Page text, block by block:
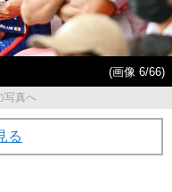
(画像 6/66)
写真へ
る